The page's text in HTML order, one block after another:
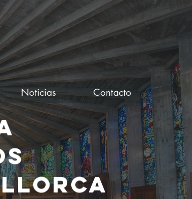
Noticias Contacto